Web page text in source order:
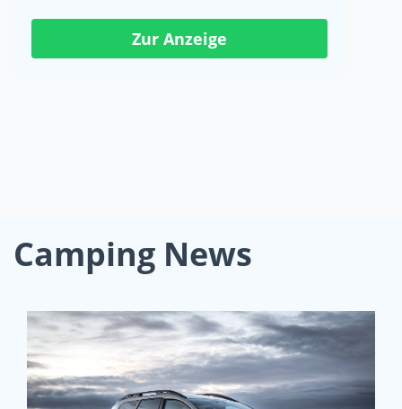
Zur Anzeige
Camping News